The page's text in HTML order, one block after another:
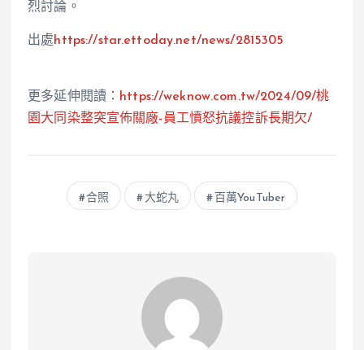
烈討論。
出處https://star.ettoday.net/news/2815305
更多延伸閱讀： https://weknow.com.tw/2024/09/桃
園大同染整突宣佈關廠-員工憤怒抗議控訴長期欠/
合照 大蛇丸 百萬YouTuber